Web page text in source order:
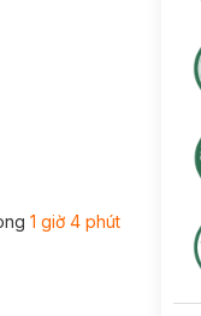
1 giờ 4 phút